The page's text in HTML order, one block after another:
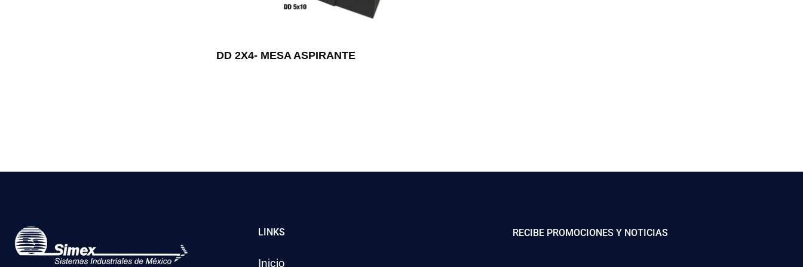
DD 2X4- MESA ASPIRANTE
LINKS
Inicio
RECIBE PROMOCIONES Y NOTICIAS